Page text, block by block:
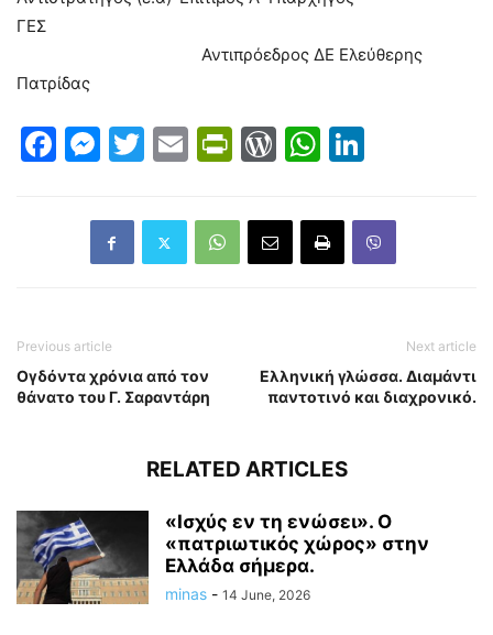
ΓΕΣ
Αντιπρόεδρος ΔΕ Ελεύθερης
Πατρίδας
Facebook
Messenger
Twitter
EmailPrintFriendly
WordPress
WhatsApp
Previous article
Ογδόντα χρόνια από τον
θάνατο του Γ. Σαραντάρη
Next article
Ελληνική γλώσσα. Διαμάντι
παντοτινό και διαχρονικό.
RELATED ARTICLES
«Ισχύς εν τη ενώσει». Ο
«πατριωτικός χώρος» στην
Ελλάδα σήμερα.
minas - 14 June, 2026